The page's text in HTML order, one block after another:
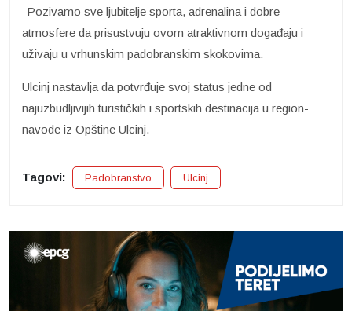
-Pozivamo sve ljubitelje sporta, adrenalina i dobre
atmosfere da prisustvuju ovom atraktivnom događaju i
uživaju u vrhunskim padobranskim skokovima.
Ulcinj nastavlja da potvrđuje svoj status jedne od
najuzbudljivijih turističkih i sportskih destinacija u region-
navode iz Opštine Ulcinj.
Tagovi: Padobranstvo Ulcinj